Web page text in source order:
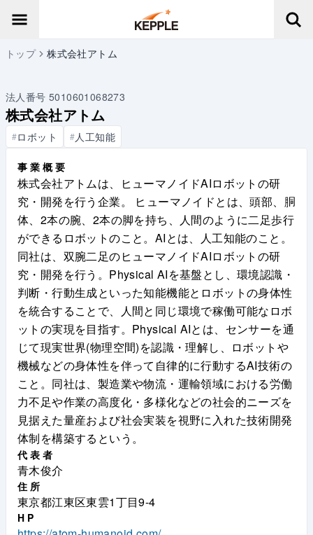
トップ 株式会社アトム
法人番号 5010601068273
株式会社アトム
#ロボット #人工知能
事業概要
株式会社アトムは、ヒューマノイドAIロボットの研
究・開発を行う企業。 ヒューマノイドとは、頭部、胴
体、2本の腕、2本の脚を持ち、人間のように二足歩行
ができるロボットのこと。AIとは、人工知能のこと。
同社は、双腕二足のヒューマノイドAIロボットの研
究・開発を行う。Physical AIを基盤とし、環境認識・
判断・行動生成といった知能機能とロボットの身体性
を統合することで、人間と同じ環境で稼働可能なロボ
ットの実現を目指す。Physical AIとは、センサーを通
じて現実世界(物理空間)を認識・理解し、ロボットや
機械などの身体性を伴って自律的に行動するAI技術の
こと。同社は、製造業や物流・運輸領域における労働
力不足や作業の高度化・多様化などの社会的ニーズを
見据えた量産および社会実装を視野に入れた技術開発
体制を構築するという。
代表者
青木俊介
住所
東京都江東区東雲1丁目9-4
HP